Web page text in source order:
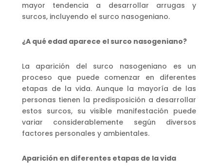
mayor tendencia a desarrollar arrugas y
surcos, incluyendo el surco nasogeniano.
¿A qué edad aparece el surco nasogeniano?
La aparición del surco nasogeniano es un
proceso que puede comenzar en diferentes
etapas de la vida. Aunque la mayoría de las
personas tienen la predisposición a desarrollar
estos surcos, su visible manifestación puede
variar considerablemente según diversos
factores personales y ambientales.
Aparición en diferentes etapas de la vida